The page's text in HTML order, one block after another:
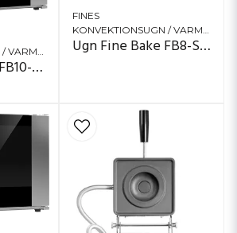
Ugn Fine Bake FB10-Smart
FINES
Ugn Fine Bake FB8-Smart